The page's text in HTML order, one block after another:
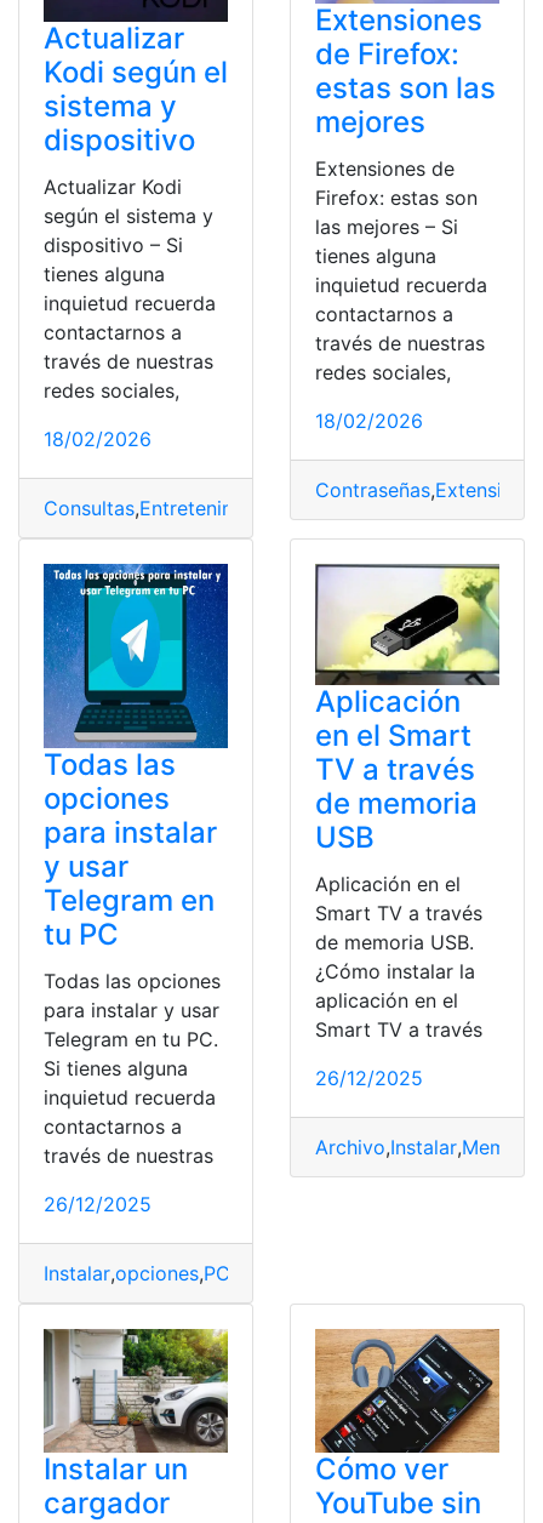
Actualizar
Kodi según el
sistema y
dispositivo
Actualizar Kodi
según el sistema y
dispositivo – Si
tienes alguna
inquietud recuerda
contactarnos a
través de nuestras
redes sociales,
18/02/2026
Consultas,Entretenimiento
Extensiones
de Firefox:
estas son las
mejores
Extensiones de
Firefox: estas son
las mejores – Si
tienes alguna
inquietud recuerda
contactarnos a
través de nuestras
redes sociales,
18/02/2026
Contraseñas,
Todas las
opciones
para instalar
y usar
Telegram en
tu PC
Todas las opciones
para instalar y usar
Telegram en tu PC.
Si tienes alguna
inquietud recuerda
contactarnos a
través de nuestras
26/12/2025
Instalar,opciones,PC
Aplicación
en el Smart
TV a través
de memoria
USB
Aplicación en el
Smart TV a través
de memoria USB.
¿Cómo instalar la
aplicación en el
Smart TV a través
26/12/2025
Archivo,Instalar,Memoria
Instalar un
cargador
Cómo ver
YouTube sin